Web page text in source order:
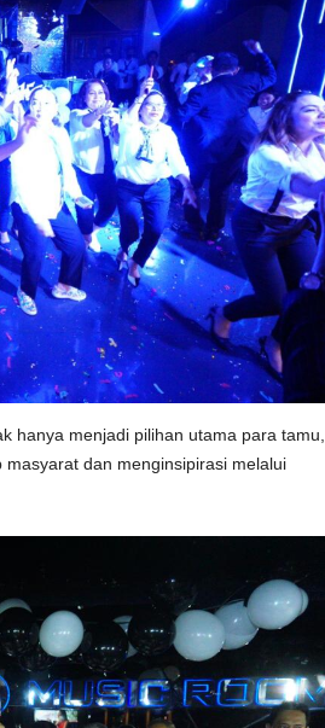
hanya menjadi pilihan utama para tamu,
dan menginsipirasi melalui